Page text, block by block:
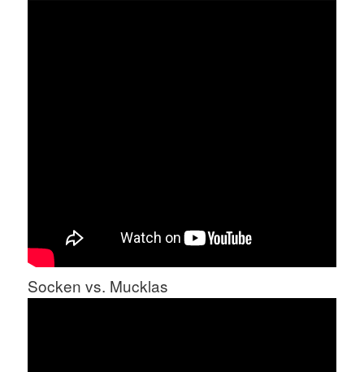
Socken vs. Mucklas